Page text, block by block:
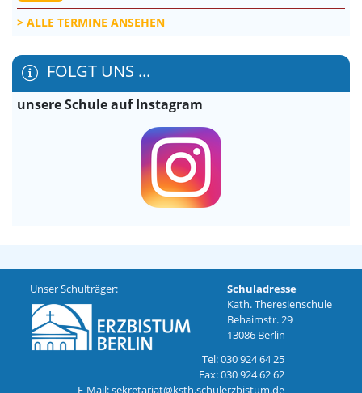
ALLE TERMINE ANSEHEN
FOLGT UNS ...
unsere Schule auf Instagram
Unser Schulträger:
Schuladresse
Kath. Theresienschule
Behaimstr. 29
13086 Berlin
Tel: 030 924 64 25
Fax: 030 924 62 62
E-Mail: sekretariat@ksth.schulerzbistum.de